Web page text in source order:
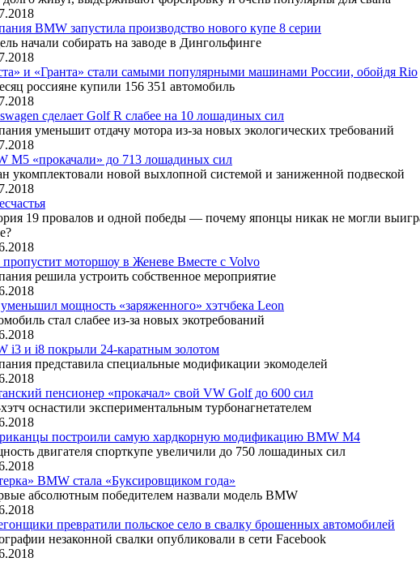
BMW запустила производство нового купе 8 серии
начали собирать на заводе в Дингольфинге
и «Гранта» стали самыми популярными машинами России, обойдя Rio
россияне купили 156 351 автомобиль
сделает Golf R слабее на 10 лошадиных сил
уменьшит отдачу мотора из-за новых экологических требований
M5 «прокачали» до 713 лошадиных сил
укомплектовали новой выхлопной системой и заниженной подвеской
19 провалов и одной победы — почему японцы никак не могли
пропустит моторшоу в Женеве Вместе с Volvo
решила устроить собственное мероприятие
уменьшил мощность «заряженного» хэтчбека Leon
стал слабее из-за новых экотребований
i3 и i8 покрыли 24-каратным золотом
представила специальные модификации экомоделей
пенсионер «прокачал» свой VW Golf до 600 сил
оснастили экспериментальным турбонагнетателем
построили самую хардкорную модификацию BMW M4
двигателя спорткупе увеличили до 750 лошадиных сил
BMW стала «Буксировщиком года»
абсолютным победителем назвали модель BMW
превратили польское село в свалку брошенных автомобилей
незаконной свалки опубликовали в сети Facebook